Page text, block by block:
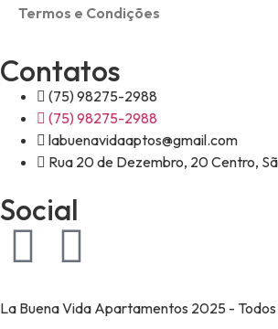
Termos e Condições
Contatos
(75) 98275-2988
(75) 98275-2988
labuenavidaaptos@gmail.com
Rua 20 de Dezembro, 20 Centro,
Social
La Buena Vida Apartamentos 2025 -